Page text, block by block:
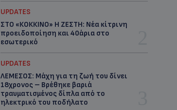
UPDATES
ΣΤΟ «ΚΟΚΚΙΝΟ» Η ΖΕΣΤΗ: Νέα κίτρινη
προειδοποίηση και 40άρια στο
εσωτερικό
UPDATES
ΛΕΜΕΣΟΣ: Μάχη για τη ζωή του δίνει
18χρονος – Βρέθηκε βαριά
τραυματισμένος δίπλα από το
ηλεκτρικό του ποδήλατο